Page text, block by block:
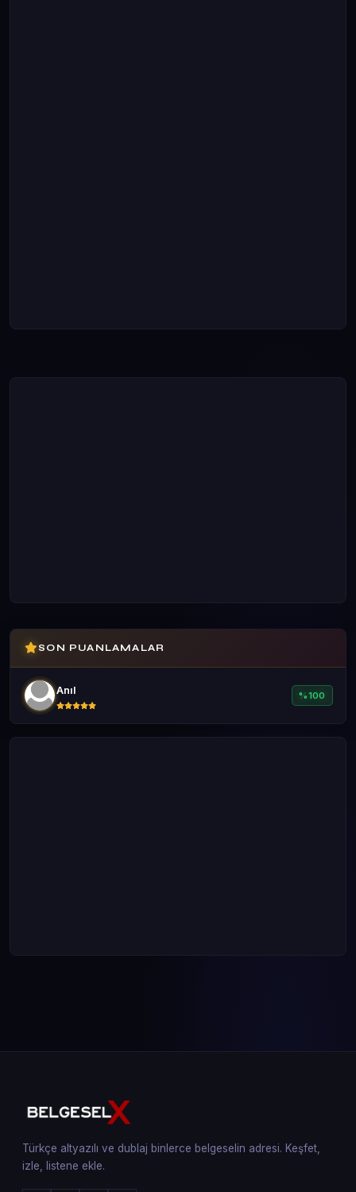
SON PUANLAMALAR
Anıl %100
Türkçe altyazılı ve dublaj binlerce belgeselin adresi. Keşfet,
izle, listene ekle.